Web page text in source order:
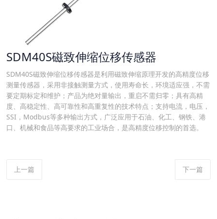
SDM40S磁致伸缩位移传感器
SDM40S磁致伸缩位移传感器是利用磁致伸缩原理开发的高精度位移
测量传感器，采用非接触测量方式，使用寿命长，环境适应强，不需
要定期标定和维护；产品为绝对量输出，重启不需归零；具有高精
度、高稳定性、高可靠性和高重复性的技术特点；支持电流，电压，
SSI，Modbus等多种输出方式，广泛应用于石油、化工、钢铁、港
口、机械和食品等高要求的工业场合，是高精度位移控制的首选。
上一篇 下一篇